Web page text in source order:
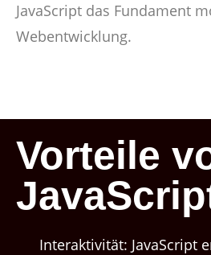
JavaScript das Fundament
Webentwicklung.
Vorteile
Interaktivität: JavaScript